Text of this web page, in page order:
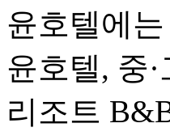
윤호텔에
윤호텔, 중
리조트